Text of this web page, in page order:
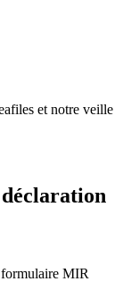
et notre veille
MIR